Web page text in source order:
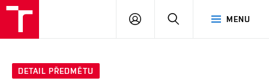
Brno
MENU
PŘIHLÁSIT
DETAIL PŘEDMĚTU